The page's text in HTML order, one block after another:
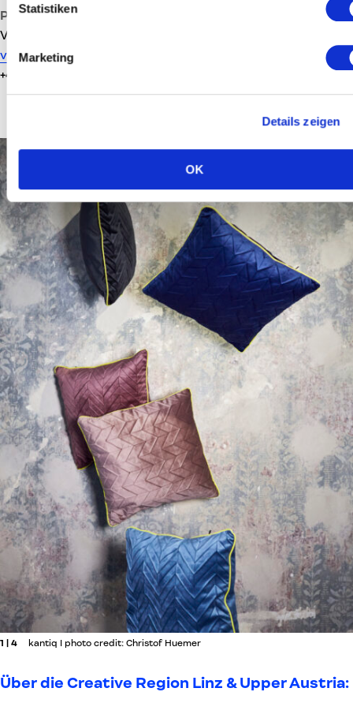
Statistiken
Marketing
Details zeigen
OK
Pressekontakt:
Verena Kroupa
verena@creativeregion.org
+43 664 88302998
1 | 4 kantiq I photo credit: Christof Huemer
Über die Creative Region Linz & Upper Austria: